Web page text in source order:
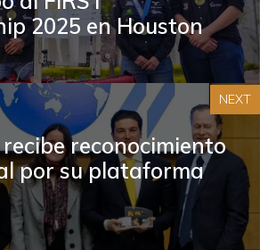
2025 en Houston
NEXT
reconocimiento
por su plataforma